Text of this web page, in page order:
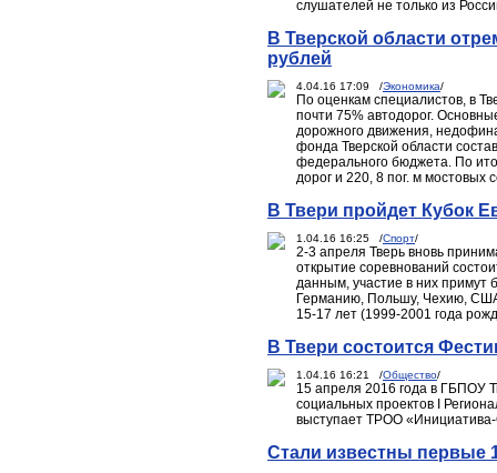
слушателей не только из
В Тверской области
рублей
4.04.16 17:09 /Экономика/
По оценкам специалистов, в
почти 75% автодорог.
дорожного движения,
фонда Тверской области
федерального бюджета. По
дорог и 220, 8 пог. м мостовых
В Твери пройдет Кубок
1.04.16 16:25 /Спорт/
2-3 апреля Тверь вновь
открытие соревнований
данным, участие в них примут
Германию, Польшу, Чехию,
15-17 лет (1999-2001 года
В Твери состоится
1.04.16 16:21 /Общество/
15 апреля 2016 года в ГБПОУ
социальных проектов I
выступает ТРОО
Стали известны первые